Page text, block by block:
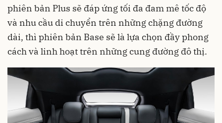
phiên bản Plus sẽ đáp ứng tối đa đam mê tốc độ
và nhu cầu di chuyển trên những chặng đường
dài, thì phiên bản Base sẽ là lựa chọn đầy phong
cách và linh hoạt trên những cung đường đô thị.